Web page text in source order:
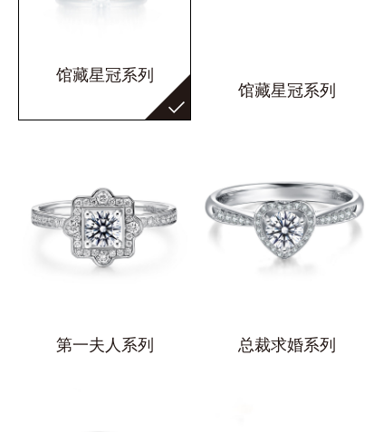
馆藏星冠系列
馆藏星冠系列
第一夫人系列 总裁求婚系列